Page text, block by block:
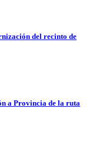
del recinto de
a Provincia de la ruta